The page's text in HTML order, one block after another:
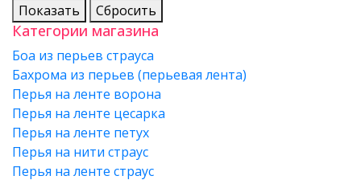
Показать
Сбросить
Категории магазина
Боа из перьев страуса
Бахрома из перьев (перьевая лента)
Перья на ленте ворона
Перья на ленте цесарка
Перья на ленте петух
Перья на нити страус
Перья на ленте страус